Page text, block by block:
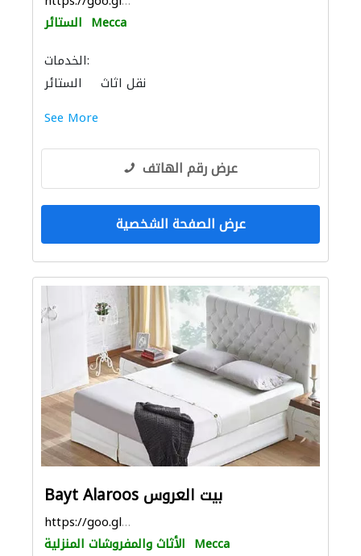
الستائر Mecca
الخدمات:
الستائر
نقل اثاث
See More
عرض رقم الهاتف
عرض الصفحة الشخصية
Bayt Alaroos بيت العروس
https://goo.gl/maps/Z6BDUsaoKrhKwQqs7
الأثاث والمفروشات المنزلية Mecca